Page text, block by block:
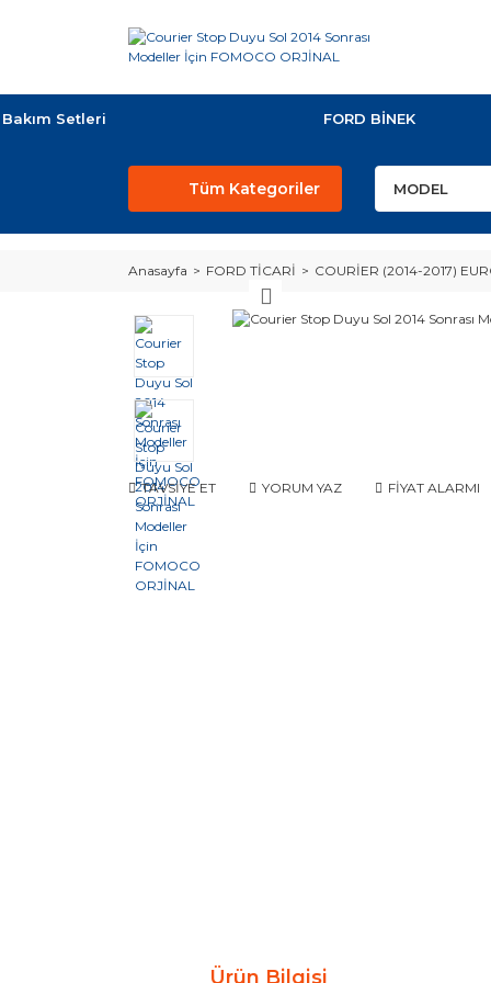
Bakım Setleri FORD BİNEK
Tüm Kategoriler
Anasayfa FORD TİCARİ COURİER (2014-2017)
TAVSİYE ET YORUM YAZ FİYAT ALARMI
Ürün Bilgisi